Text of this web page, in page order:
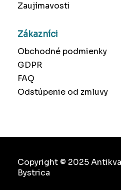
Zaujímavosti
Zákazníci
Obchodné podmienky
GDPR
FAQ
Odstúpenie od zmluvy
Copyright © 2025
Bystrica